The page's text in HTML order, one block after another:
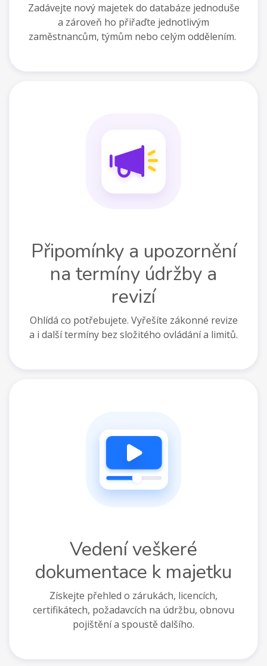
Zadávejte nový majetek do databáze jednoduše
a zároveň ho přiřaďte jednotlivým
zaměstnancům, týmům nebo celým oddělením.
Připomínky a upozornění
na termíny údržby a
revizí
Ohlídá co potřebujete. Vyřešíte zákonné revize
a i další termíny bez složitého ovládání a limitů.
Vedení veškeré
dokumentace k majetku
Získejte přehled o zárukách, licencích,
certifikátech, požadavcích na údržbu, obnovu
pojištění a spoustě dalšího.